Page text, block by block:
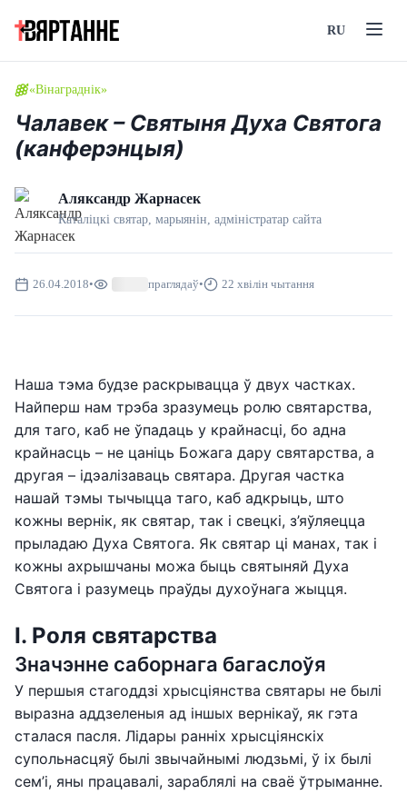
RU
«Вінаграднік»
Чалавек – Святыня Духа Святога
(канферэнцыя)
Аляксандр Жарнасек
Каталіцкі святар, марыянін, адмiнiстратар сайта
26.04.2018• праглядаў• 22 хвілін чытання
Наша тэма будзе раскрывацца ў двух частках.
Найперш нам трэба зразумець ролю святарства,
для таго, каб не ўпадаць у крайнасці, бо адна
крайнасць – не цаніць Божага дару святарства, а
другая – ідэалізаваць святара. Другая частка
нашай тэмы тычыцца таго, каб адкрыць, што
кожны вернік, як святар, так і свецкі, з’яўляецца
прыладаю Духа Святога. Як святар ці манах, так і
кожны ахрышчаны можа быць святыняй Духа
Святога і разумець праўды духоўнага жыцця.
І. Роля святарства
Значэнне саборнага багаслоўя
У першыя стагоддзі хрысціянства святары не былі
выразна аддзеленыя ад іншых вернікаў, як гэта
сталася пасля. Лідары ранніх хрысціянскіх
супольнасцяў былі звычайнымі людзьмі, ў іх былі
сем’і, яны працавалі, зараблялі на сваё ўтрыманне.